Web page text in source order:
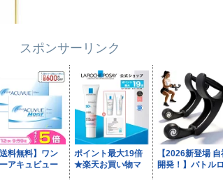
スポンサーリンク